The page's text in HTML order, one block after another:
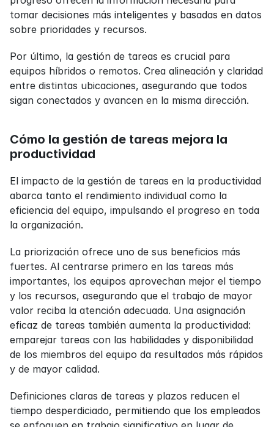
tomar decisiones más inteligentes y basadas en datos
sobre prioridades y recursos.
Por último, la gestión de tareas es crucial para
equipos híbridos o remotos. Crea alineación y claridad
entre distintas ubicaciones, asegurando que todos
sigan conectados y avancen en la misma dirección.
Cómo la gestión de tareas mejora la
productividad
El impacto de la gestión de tareas en la productividad
abarca tanto el rendimiento individual como la
eficiencia del equipo, impulsando el progreso en toda
la organización.
La priorización ofrece uno de sus beneficios más
fuertes. Al centrarse primero en las tareas más
importantes, los equipos aprovechan mejor el tiempo
y los recursos, asegurando que el trabajo de mayor
valor reciba la atención adecuada. Una asignación
eficaz de tareas también aumenta la productividad:
emparejar tareas con las habilidades y disponibilidad
de los miembros del equipo da resultados más rápidos
y de mayor calidad.
Definiciones claras de tareas y plazos reducen el
tiempo desperdiciado, permitiendo que los empleados